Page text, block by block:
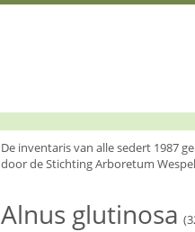
De inventaris van alle sedert 1987
door de Stichting Arboretum
Alnus glutinosa